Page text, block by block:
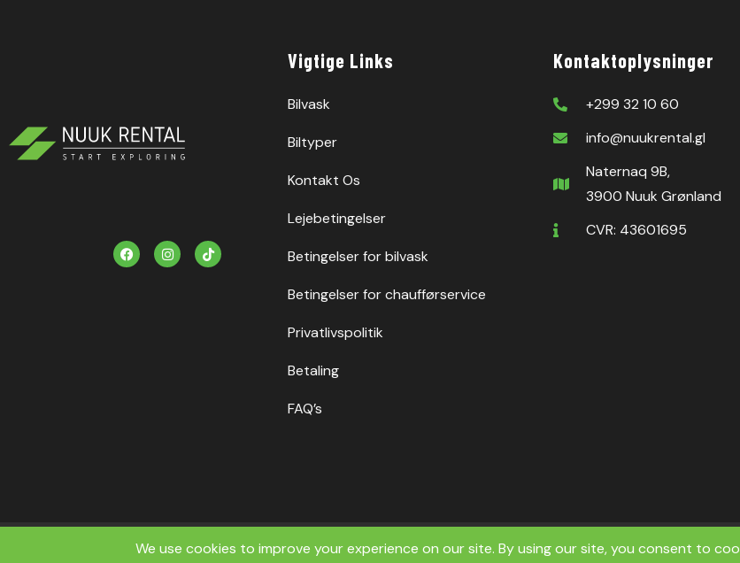
F
a
c
I
n
s
T
i
k
Vigtige Links
Bilvask
Biltyper
Kontakt Os
Lejebetingelser
Betingelser for bilvask
Betingelser for chaufførservice
Privatlivspolitik
Betaling
FAQ’s
Kontaktoplysninger
+299 32 10 60
info@nuukrental.gl
Naternaq 9B,
3900 Nuuk Grønland
CVR: 43601695
Copyright ©2026 Nuuk Rental ApS | All Rights Reserved.